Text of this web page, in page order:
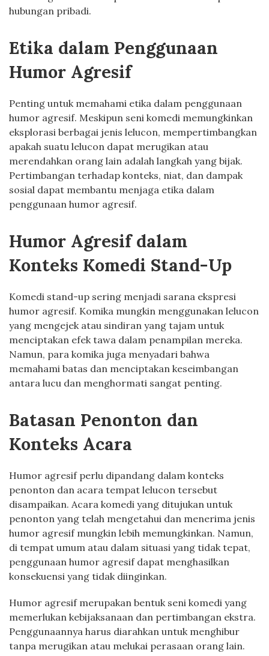
hubungan pribadi.
Etika dalam Penggunaan
Humor Agresif
Penting untuk memahami etika dalam penggunaan
humor agresif. Meskipun seni komedi memungkinkan
eksplorasi berbagai jenis lelucon, mempertimbangkan
apakah suatu lelucon dapat merugikan atau
merendahkan orang lain adalah langkah yang bijak.
Pertimbangan terhadap konteks, niat, dan dampak
sosial dapat membantu menjaga etika dalam
penggunaan humor agresif.
Humor Agresif dalam
Konteks Komedi Stand-Up
Komedi stand-up sering menjadi sarana ekspresi
humor agresif. Komika mungkin menggunakan lelucon
yang mengejek atau sindiran yang tajam untuk
menciptakan efek tawa dalam penampilan mereka.
Namun, para komika juga menyadari bahwa
memahami batas dan menciptakan keseimbangan
antara lucu dan menghormati sangat penting.
Batasan Penonton dan
Konteks Acara
Humor agresif perlu dipandang dalam konteks
penonton dan acara tempat lelucon tersebut
disampaikan. Acara komedi yang ditujukan untuk
penonton yang telah mengetahui dan menerima jenis
humor agresif mungkin lebih memungkinkan. Namun,
di tempat umum atau dalam situasi yang tidak tepat,
penggunaan humor agresif dapat menghasilkan
konsekuensi yang tidak diinginkan.
Humor agresif merupakan bentuk seni komedi yang
memerlukan kebijaksanaan dan pertimbangan ekstra.
Penggunaannya harus diarahkan untuk menghibur
tanpa merugikan atau melukai perasaan orang lain.